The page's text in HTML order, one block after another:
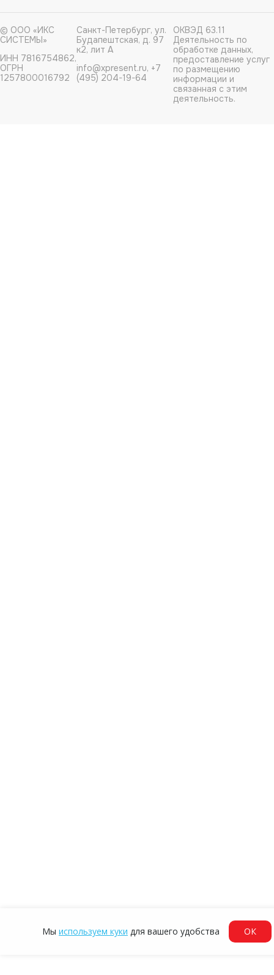
© ООО «ИКС
СИСТЕМЫ»
ИНН 7816754862,
ОГРН
1257800016792
Санкт-Петербург, ул.
Будапештская, д. 97
к2, лит А
info@xpresent.ru, +7
(495) 204-19-64
ОКВЭД 63.11
Деятельность по
обработке данных,
предоставление услуг
по размещению
информации и
связанная с этим
деятельность.
Мы используем куки для вашего удобства ОК